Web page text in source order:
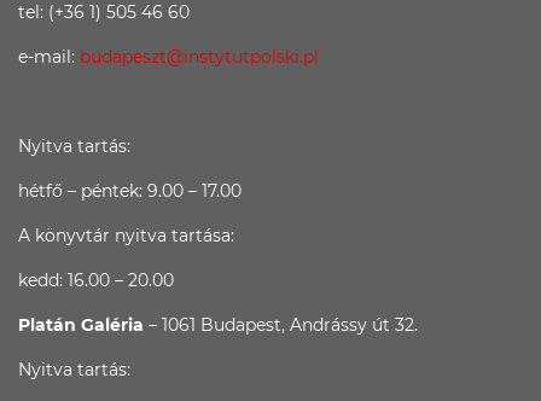
tel: (+36 1) 505 46 60
e-mail: budapeszt@instytutpolski.pl
Nyitva tartás:
hétfő – péntek: 9.00 – 17.00
A könyvtár nyitva tartása:
kedd: 16.00 – 20.00
Platán Galéria – 1061 Budapest, Andrássy út 32.
Nyitva tartás: